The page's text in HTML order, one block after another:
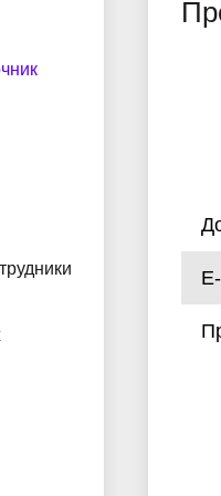
воспитания
ВР
клуб